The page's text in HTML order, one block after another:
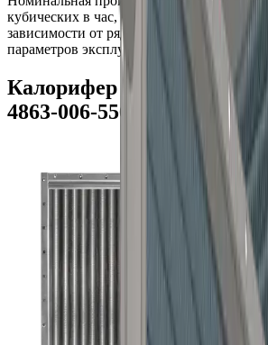
кубических в час, тепловая мощность
зависимости от рядности калорифера
параметров эксплуатации.
Калорифер КППС-
4863-006-55613706-25